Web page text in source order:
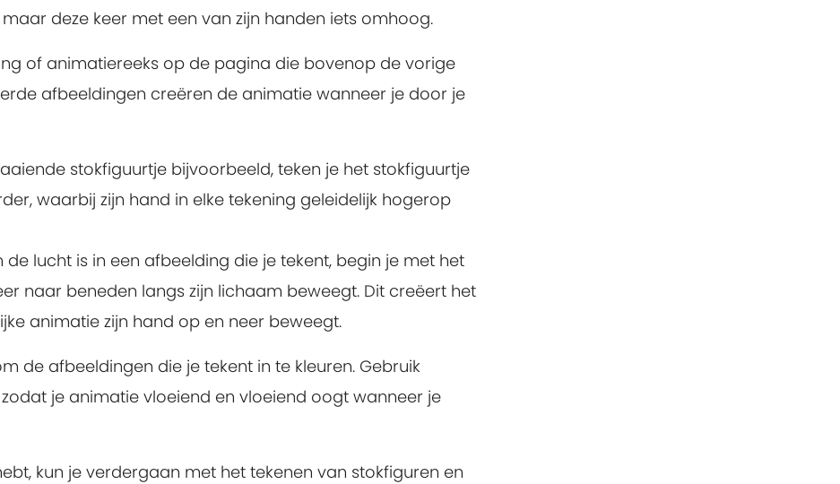
deze keer met een van zijn handen iets omhoog.
of animatiereeks op de pagina die bovenop de vorige
afbeeldingen creëren de animatie wanneer je door je
stokfiguurtje bijvoorbeeld, teken je het stokfiguurtje
waarbij zijn hand in elke tekening geleidelijk hogerop
lucht is in een afbeelding die je tekent, begin je met het
naar beneden langs zijn lichaam beweegt. Dit creëert het
animatie zijn hand op en neer beweegt.
de afbeeldingen die je tekent in te kleuren. Gebruik
je animatie vloeiend en vloeiend oogt wanneer je
kun je verdergaan met het tekenen van stokfiguren en